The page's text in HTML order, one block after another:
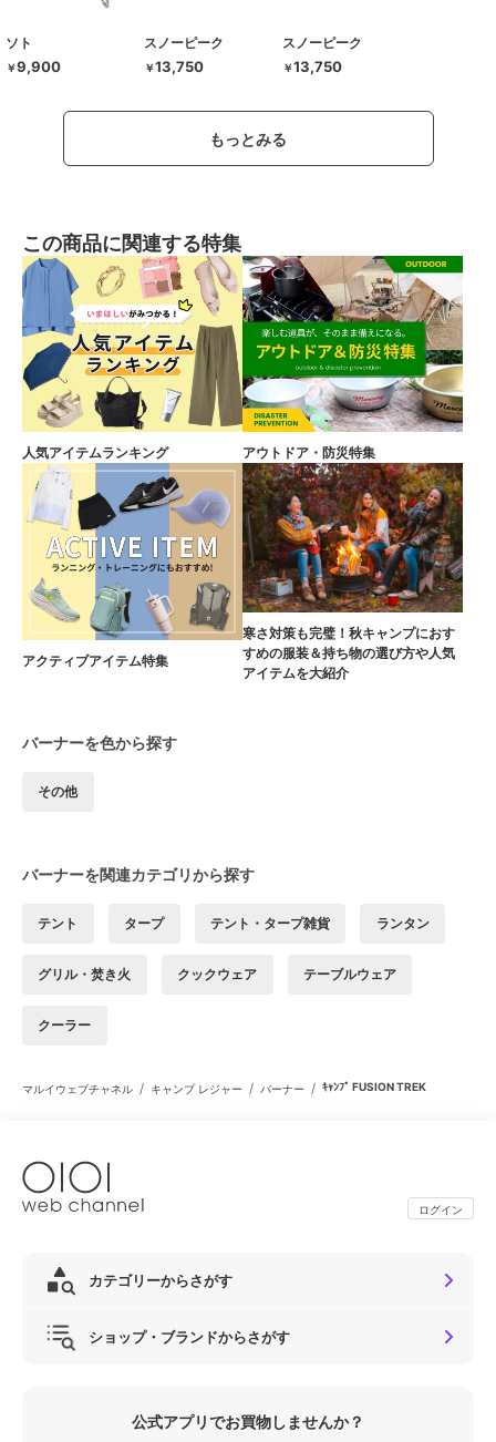
ソト
￥9,900
スノーピーク
￥13,750
スノーピーク
￥13,750
もっとみる
この商品に関連する特集
人気アイテムランキング アウトドア・防災特集
アクティブアイテム特集
寒さ対策も完璧！秋キャンプにおす
すめの服装＆持ち物の選び方や人気
アイテムを大紹介
バーナーを色から探す
その他
バーナーを関連カテゴリから探す
テント タープ テント・タープ雑貨 ランタン
グリル・焚き火 クックウェア テーブルウェア
クーラー
マルイウェブチャネル / キャンプ レジャー / バーナー / ｷｬﾝﾌﾟ FUSION TREK
ログイン
カテゴリーからさがす
ショップ・ブランドからさがす
公式アプリでお買物しませんか？